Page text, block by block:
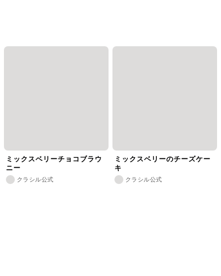
ミックスベリーチョコブラウ
ニー
クラシル公式
ミックスベリーのチーズケー
キ
クラシル公式